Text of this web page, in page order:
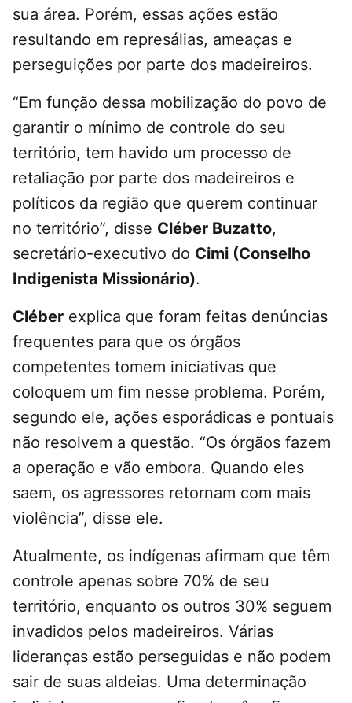
sua área. Porém, essas ações estão
resultando em represálias, ameaças e
perseguições por parte dos madeireiros.
“Em função dessa mobilização do povo de
garantir o mínimo de controle do seu
território, tem havido um processo de
retaliação por parte dos madeireiros e
políticos da região que querem continuar
no território”, disse Cléber Buzatto,
secretário-executivo do Cimi (Conselho
Indigenista Missionário).
Cléber explica que foram feitas denúncias
frequentes para que os órgãos
competentes tomem iniciativas que
coloquem um fim nesse problema. Porém,
segundo ele, ações esporádicas e pontuais
não resolvem a questão. “Os órgãos fazem
a operação e vão embora. Quando eles
saem, os agressores retornam com mais
violência”, disse ele.
Atualmente, os indígenas afirmam que têm
controle apenas sobre 70% de seu
território, enquanto os outros 30% seguem
invadidos pelos madeireiros. Várias
lideranças estão perseguidas e não podem
sair de suas aldeias. Uma determinação